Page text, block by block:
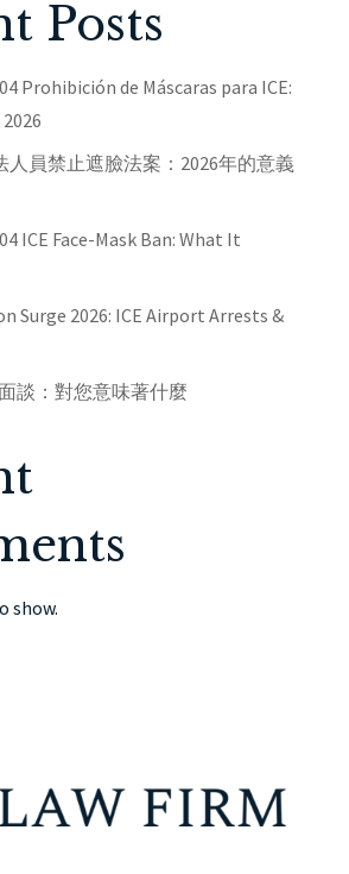
Posts
Prohibición de Máscaras para ICE:
人員禁止遮臉法案：2026年的意義
ICE Face-Mask Ban: What It
Surge 2026: ICE Airport Arrests &
談：對您意味著什麼
show.